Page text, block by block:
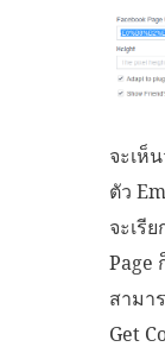
จะเห็
ตัว
จะเรี
Page
สามา
Get